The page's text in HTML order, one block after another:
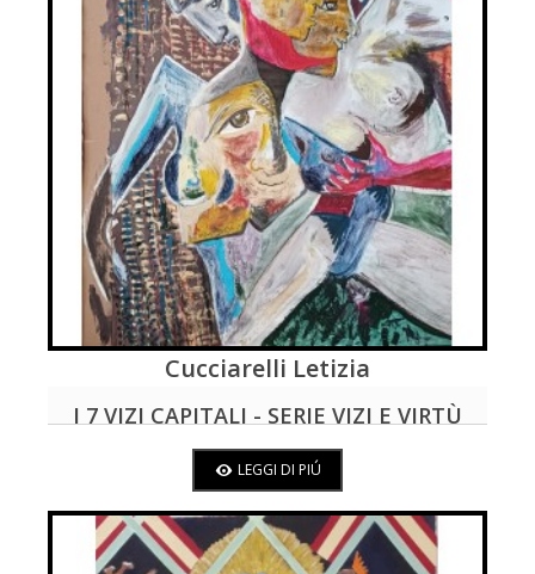
LEGGI DI PIÚ
Cucciarelli Letizia
I 7 VIZI CAPITALI - SERIE VIZI E VIRTÙ
LEGGI DI PIÚ